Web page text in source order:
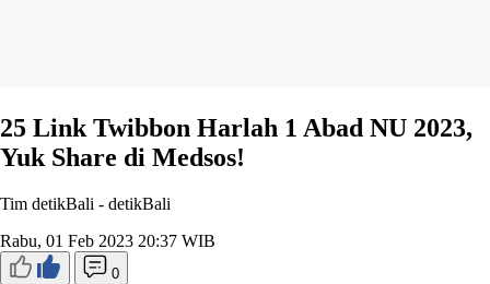
25 Link Twibbon Harlah 1 Abad NU 2023,
Yuk Share di Medsos!
Tim detikBali - detikBali
Rabu, 01 Feb 2023 20:37 WIB
0